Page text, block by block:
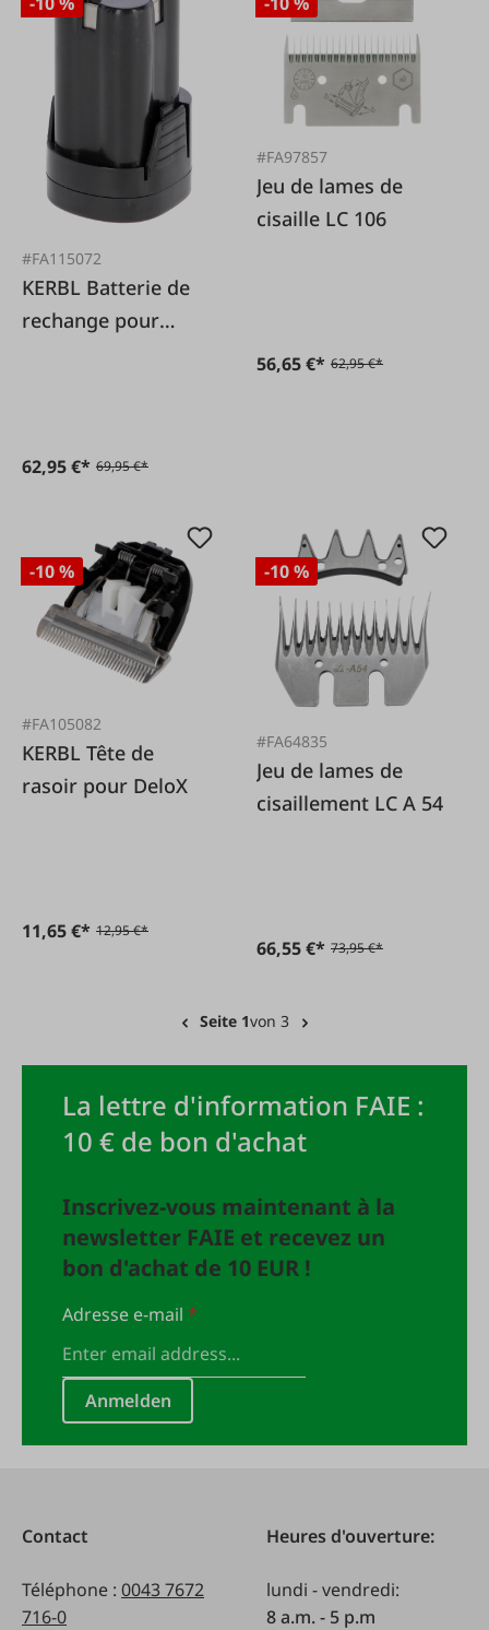
#FA115072
KERBL Batterie de
rechange pour
62,95 €* 69,95 €*
#FA97857
Jeu de lames de
cisaille LC 106
56,65 €* 62,95 €*
-10 %
#FA105082
KERBL Tête de
rasoir pour DeloX
11,65 €* 12,95 €*
-10 %
#FA64835
Jeu de lames de
cisaillement LC A 54
66,55 €* 73,95 €*
Seite 1von 3
La lettre d'information FAIE :
10 € de bon d'achat
Inscrivez-vous maintenant à la
newsletter FAIE et recevez un
bon d'achat de 10 EUR !
Adresse e-mail*
Anmelden
Contact
Téléphone : 0043 7672
716-0
Heures d'ouverture:
lundi - vendredi:
8 a.m. - 5 p.m